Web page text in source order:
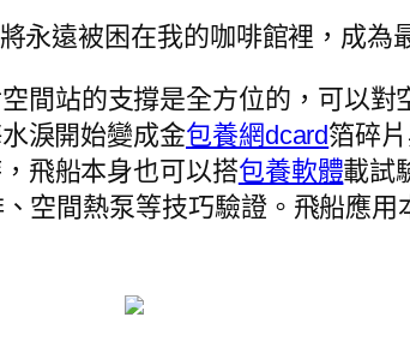
將永遠被困在我的咖啡館裡，成為
間站的支撐是全方位的，可以
淚開始變成金包養網dcard箔碎
飛船本身也可以搭包養軟體載試
空間熱泵等技巧驗證。飛船應用